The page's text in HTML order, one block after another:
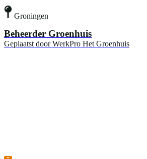
Groningen
Beheerder Groenhuis
Geplaatst door WerkPro Het Groenhuis